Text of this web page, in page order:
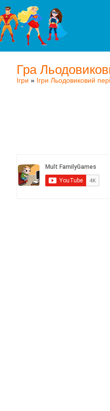
Гра
Ігри » Ігри Льодовиковий